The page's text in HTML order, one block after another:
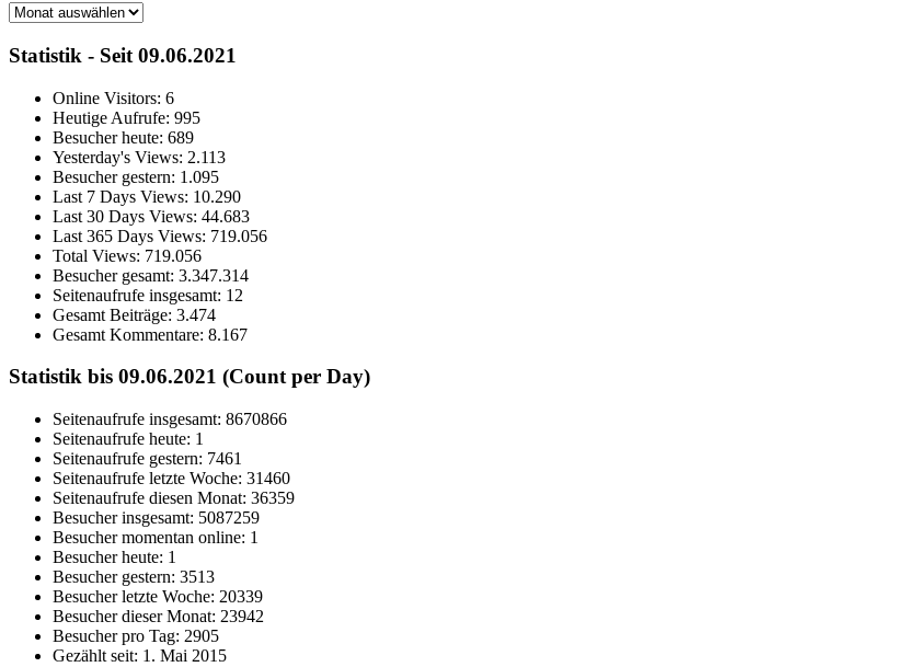
Archiv
Statistik - Seit 09.06.2021
Online Visitors: 6
Heutige Aufrufe: 995
Besucher heute: 689
Yesterday's Views: 2.113
Besucher gestern: 1.095
Last 7 Days Views: 10.290
Last 30 Days Views: 44.683
Last 365 Days Views: 719.056
Total Views: 719.056
Besucher gesamt: 3.347.314
Seitenaufrufe insgesamt: 12
Gesamt Beiträge: 3.474
Gesamt Kommentare: 8.167
Statistik bis 09.06.2021 (Count per Day)
Seitenaufrufe insgesamt: 8670866
Seitenaufrufe heute: 1
Seitenaufrufe gestern: 7461
Seitenaufrufe letzte Woche: 31460
Seitenaufrufe diesen Monat: 36359
Besucher insgesamt: 5087259
Besucher momentan online: 1
Besucher heute: 1
Besucher gestern: 3513
Besucher letzte Woche: 20339
Besucher dieser Monat: 23942
Besucher pro Tag: 2905
Gezählt seit: 1. Mai 2015